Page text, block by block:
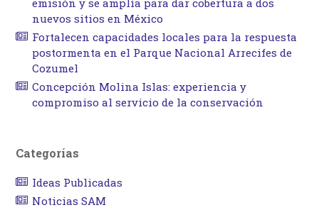
emisión y se amplía para dar cobertura a dos
nuevos sitios en México
Fortalecen capacidades locales para la respuesta
postormenta en el Parque Nacional Arrecifes de
Cozumel
Concepción Molina Islas: experiencia y
compromiso al servicio de la conservación
Categorías
Ideas Publicadas
Noticias SAM